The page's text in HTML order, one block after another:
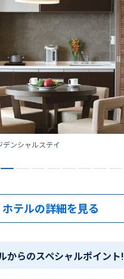
ンシャルステイ
ホテルの詳細を見る
からのスペシャルポイント!